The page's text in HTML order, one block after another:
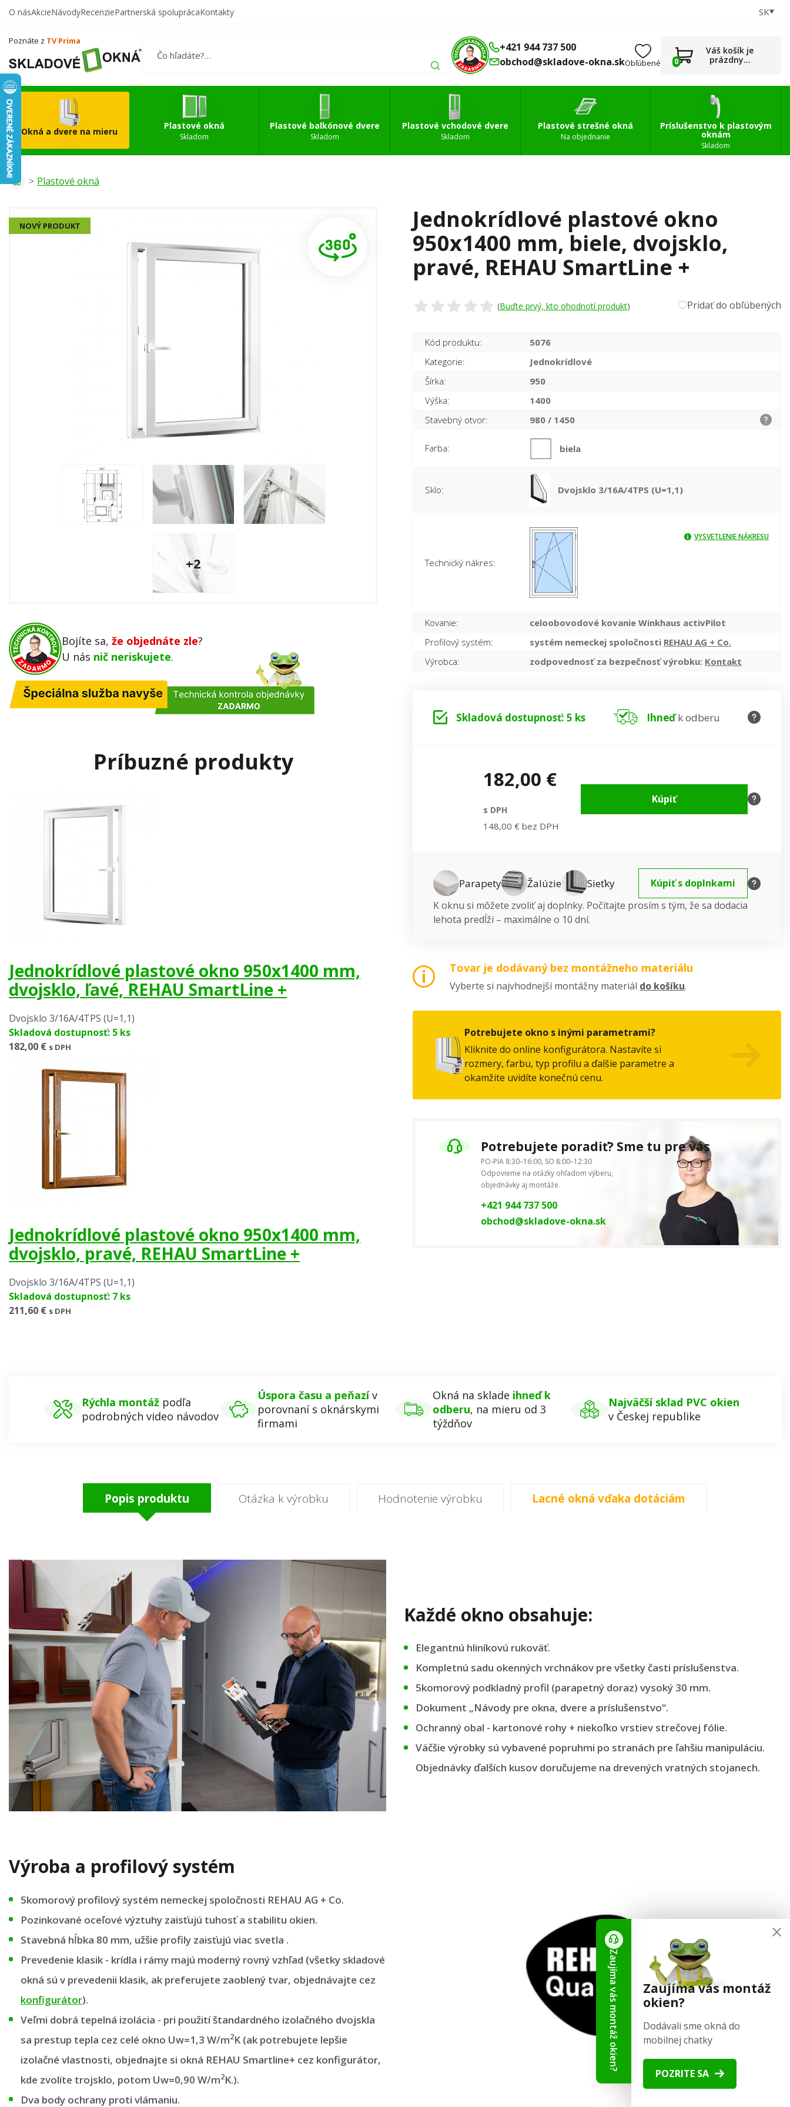
Vytvorte si vlastný
0
O násAkcieNávodyRecenziePartnerská spoluprácaKontakty SK
Poznáte z TV Prima
+421 944 737 500
obchod@skladove-okna.skObľúbené 0
Váš košík je
prázdny...
Okná a dvere na mieru
Plastové okná
Skladom
Plastové balkónové dvere
Skladom
Plastové vchodové dvere
Skladom
Plastové strešné okná
Na objednanie
Príslušenstvo k plastovým
oknám
Skladom
Plastové okná
Jednokrídlové plastové okno
950x1400 mm, biele, dvojsklo,
pravé, REHAU SmartLine +
(Buďte prvý, kto ohodnotí produkt) Pridať do obľúbených
NOVÝ PRODUKT
+2
Bojíte sa, že objednáte zle?
U nás nič neriskujete.
Príbuzné produkty
Jednokrídlové plastové okno 950x1400 mm,
dvojsklo, ľavé, REHAU SmartLine +
Dvojsklo 3/16A/4TPS (U=1,1)
Skladová dostupnosť: 5 ks
182,00 € s DPH
Jednokrídlové plastové okno 950x1400 mm,
dvojsklo, pravé, REHAU SmartLine +
Dvojsklo 3/16A/4TPS (U=1,1)
Skladová dostupnosť: 7 ks
211,60 € s DPH
Kód produktu:
5076
Kategorie:
Jednokrídlové
Šírka:
950
Výška:
1400
Stavebný otvor:
980 / 1450
Farba: biela
Sklo: Dvojsklo 3/16A/4TPS (U=1,1)
Technický nákres:
VYSVETLENIE NÁKRESU
Kovanie:
celoobovodové kovanie Winkhaus activPilot
Profilový systém:
systém nemeckej spoločnosti REHAU AG + Co.
Výrobca:
zodpovednosť za bezpečnosť výrobku: Kontakt
Skladová dostupnosť: 5 ks Ihneďk odberu
182,00 €
s DPH
148,00 € bez DPH
Kúpiť
Parapety Žalúzie Sieťky
Kúpiť s doplnkami
K oknu si môžete zvoliť aj doplnky. Počítajte prosím s tým, že sa dodacia
lehota predĺži – maximálne o 10 dní.
Tovar je dodávaný bez montážneho materiálu
Vyberte si najvhodnejší montážny materiál do košíku.
Potrebujete okno s inými parametrami?
Kliknite do online konfigurátora. Nastavíte si
rozmery, farbu, typ profilu a ďalšie parametre a
okamžite uvidíte konečnú cenu.
Potrebujete poradiť? Sme tu pre vás
PO-PIA 8:30–16:00, SO 8:00–12:30
Odpovieme na otázky ohľadom výberu,
objednávky aj montáže.
+421 944 737 500
obchod@skladove-okna.sk
Rýchla montáž podľa
podrobných video návodov
Úspora času a peňazív
porovnaní s oknárskymi
firmami
Okná na sklade ihneď k
odberu, na mieru od 3
týždňov
Najväčší sklad PVC okien
v Českej republike
Popis produktu Otázka k výrobku Hodnotenie výrobku Lacné okná vďaka dotáciám
Každé okno obsahuje:
Elegantnú hliníkovú rukoväť.
Kompletnú sadu okenných vrchnákov pre všetky časti príslušenstva.
5komorový podkladný profil (parapetný doraz) vysoký 30 mm.
Dokument „Návody pre okna, dvere a príslušenstvo“.
Ochranný obal - kartonové rohy + niekoľko vrstiev strečovej fólie.
Väčšie výrobky sú vybavené popruhmi po stranách pre ľahšiu manipuláciu.
Objednávky ďalších kusov doručujeme na drevených vratných stojanech.
Výroba a profilový systém
5komorový profilový systém nemeckej spoločnosti REHAU AG + Co.
Pozinkované oceľové výztuhy zaisťujú tuhosť a stabilitu okien.
Stavebná hĺbka 80 mm, užšie profily zaisťujú viac svetla .
Prevedenie klasik - krídla i rámy majú moderný rovný vzhľad (všetky skladové
okná sú v prevedenii klasik, ak preferujete zaoblený tvar, objednávajte cez
konfigurátor).
Veľmi dobrá tepelná izolácia - pri použití štandardného izolačného dvojskla
sa prestup tepla cez celé okno Uw=1,3 W/m2K (ak potrebujete lepšie
izolačné vlastnosti, objednajte si okná REHAU Smartline+ cez konfigurátor,
kde zvolíte trojsklo, potom Uw=0,90 W/m2K.).
Dva body ochrany proti vlámaniu.
Zaujíma vás montáž
okien?
Dodávali sme okná do
mobilnej chatky
POZRITE SA
Zaujíma vás montáž okien?